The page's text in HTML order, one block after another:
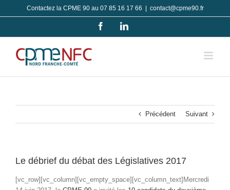
au
Contactez la CPME 90 au 07 85 16 17 66 contact@cpme90.fr
FacebookLinkedIn
Précédent Suivant
Le débrief du débat des Législatives 2017
[vc_row][vc_column][vc_empty_space][vc_column_text]Mercredi